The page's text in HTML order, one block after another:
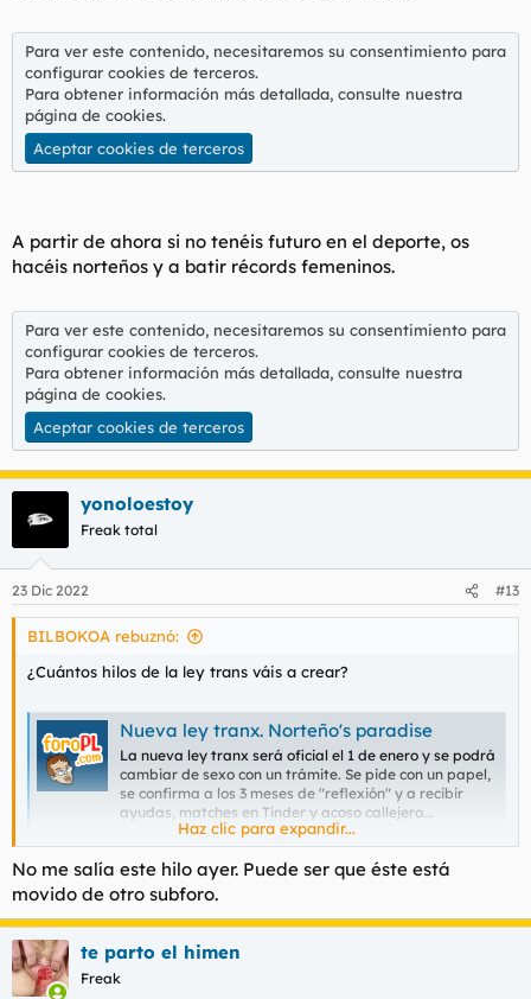
Para ver este contenido, necesitaremos su consentimiento para
configurar cookies de terceros.
Para obtener información más detallada, consulte nuestra
página de cookies.
Aceptar cookies de terceros
A partir de ahora si no tenéis futuro en el deporte, os
hacéis norteños y a batir récords femeninos.
Para ver este contenido, necesitaremos su consentimiento para
configurar cookies de terceros.
Para obtener información más detallada, consulte nuestra
página de cookies.
Aceptar cookies de terceros
yonoloestoy
Freak total
23 Dic 2022 #13
BILBOKOA rebuznó:
¿Cuántos hilos de la ley trans váis a crear?
Nueva ley tranx. Norteño's paradise
La nueva ley tranx será oficial el 1 de enero y se podrá
cambiar de sexo con un trámite. Se pide con un papel,
se confirma a los 3 meses de "reflexión" y a recibir
ayudas, matches en Tinder y acoso callejero...
foropl.com
Sobre la ley... ya nada de lo que se haga en me sorprende. en
Vivimos en una permanente locura.
Haz clic para expandir...
No me salía este hilo ayer. Puede ser que éste está
movido de otro subforo.
te parto el himen
Freak